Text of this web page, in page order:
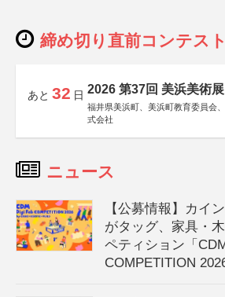
締め切り直前コンテスト
あと 32 日 2026 第37回 美浜美術展
福井県美浜町、美浜町教育委員会
式会社
ニュース
【公募情報】カイ
がタッグ、家具・
ペティション「
COMPETITION